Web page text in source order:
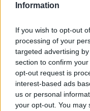
Information
If you wish to opt-out
processing of your
targeted advertising
section to confirm
opt-out request is
interest-based ads
us or personal
your opt-out. You may
Écoutez
Un bruit qui
souvent bénin. Un
s’accompagne
Que faire si